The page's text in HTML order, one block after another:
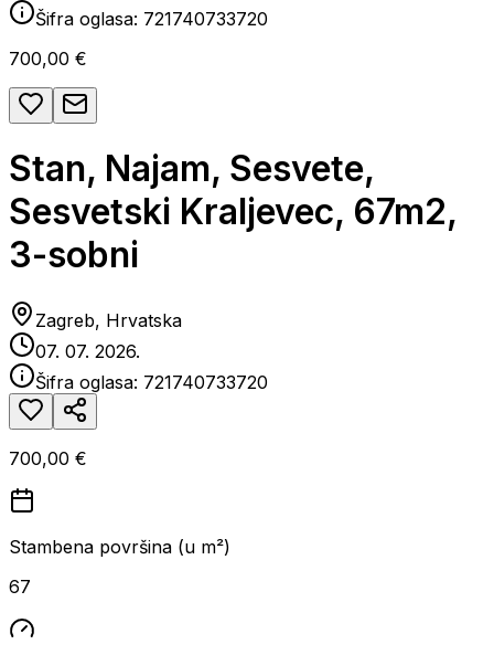
Šifra oglasa: 721740733720
700,00 €
Stan, Najam, Sesvete,
Sesvetski Kraljevec, 67m2,
3-sobni
Zagreb, Hrvatska
07. 07. 2026.
Šifra oglasa: 721740733720
700,00 €
Stambena površina (u m²)
67